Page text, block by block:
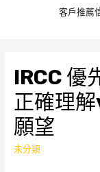
客戶推薦
IRCC 優
正確理
願望
未分類